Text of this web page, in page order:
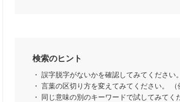
検索のヒント
誤字脱字がないかを確認してみてください。
言葉の区切り方を変えてみてください。
同じ意味の別のキーワードで試してみて